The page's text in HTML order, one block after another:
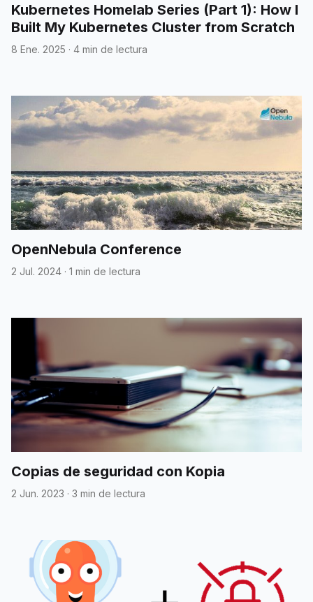
Kubernetes Homelab Series (Part 1): How I
Built My Kubernetes Cluster from Scratch
8 Ene. 2025 · 4 min de lectura
OpenNebula Conference
2 Jul. 2024 · 1 min de lectura
Copias de seguridad con Kopia
2 Jun. 2023 · 3 min de lectura